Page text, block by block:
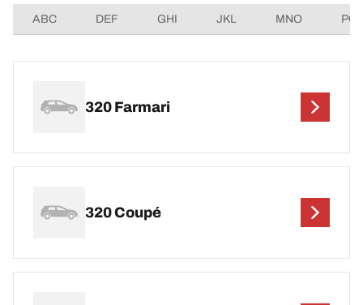
ABC DEF GHI JKL MNO
320 Farmari
320 Coupé